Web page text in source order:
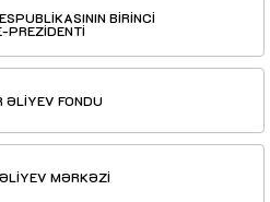
BİRİNCİ
PREZİDENTİ
ƏLİYEV FONDU
MƏRKƏZİ